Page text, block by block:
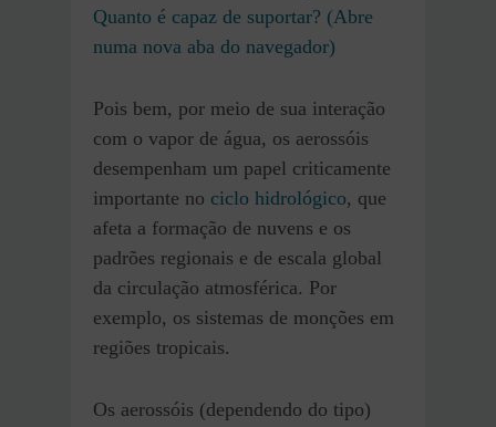
Quanto é capaz de suportar? (Abre
numa nova aba do navegador)
Pois bem, por meio de sua interação
com o vapor de água, os aerossóis
desempenham um papel criticamente
importante no ciclo hidrológico, que
afeta a formação de nuvens e os
padrões regionais e de escala global
da circulação atmosférica. Por
exemplo, os sistemas de monções em
regiões tropicais.
Os aerossóis (dependendo do tipo)